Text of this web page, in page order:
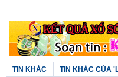
TIN KHÁC TIN KHÁC CỦA